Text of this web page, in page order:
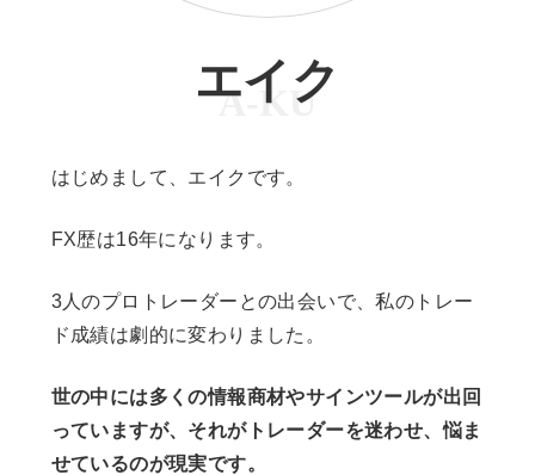
エイク
A-KU
はじめまして、エイクです。
FX歴は16年になります。
3人のプロトレーダーとの出会いで、私のトレー
ド成績は劇的に変わりました。
世の中には多くの情報商材やサインツールが出回
っていますが、それがトレーダーを迷わせ、悩ま
せているのが現実です。